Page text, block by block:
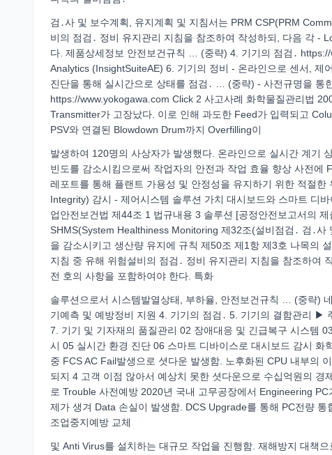
검․사 및 보수계획, 유지계획 및 지침서는 PRM CSP(PRM
비의 점검․ 정비 유지관리 지침을 참조하여 작성하되, 다음 각 -
다. 제품상세정보 안전보건규칙 … (중략) 4. 기기의 점검․
Analytics (InsightSuiteAE) 6. 기기의 정비 - 온라인으로 센서, 제
진단을 통해 실시간으로 상태를 점검․ … (중략) - 사전규명을 통
https://www.yokogawa.com Click 2 사고사례 화학물질관리법
Transmitter가 고장났다. 이로 인해 과도한 Feed가 입력되고
PSV와 연결된 Blowdown Drum까지 Overfilling이
발생하여 120명의 사상자가 발생했다. 온라인으로 실시간 계기
빈도를 감소시킴으로써 작업자의 안전과 작업 효율 향상 사전에
레포트를 통해 플랜트 가용성 및 안정성을 유지하기 위한 적절
Integrity) 감시 - 제어시스템 솔루션 가치 대시보드와 스마트 디
업안전보건법 제44조 1 법규내용 3 솔루션 [공정안전보고서의
SHMS(System Healthiness Monitoring 제32조(설비점검․ 검․
을 감소시키고 생산량 유지에 규칙 제50조 제1항 제3호 나목의
지침 중 유해 위험설비의 점검․ 정비 유지관리 지침을 참조하여
전 호의 사항을 포함하여야 한다. 특화
솔루션으로서 시스템발열상태, 부하율, 안전보건규칙 … (중략)
기예측 및 예방정비 지원 4. 기기의 점검․ 5. 기기의 결함관리 ▶
7. 기기 및 기자재의 품질관리 02 장애대응 및 긴급복구 시스템
시 05 실시간 환경 진단 06 스마트 디바이스로 대시보드 감시
중 FCS AC Fail발생으로 셧다운 발생함. 노후화된 CPU 내부의
되지 4 고객 이점 않아서 예상치 못한 셧다운으로 수십억원의
로 Trouble 사전예방 2020년 국내 고무공장에서 Engineering
제가 생겨 Data 손실이 발생함. DCS Upgrade를 통해 PC전량
조업중지예방 교체
및 Anti Virus를 설치하는 대규모 작업을 진행함. 재해방지 대책